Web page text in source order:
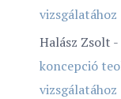
vizsgálatához
Halász Zsolt -
koncepció
vizsgálatához